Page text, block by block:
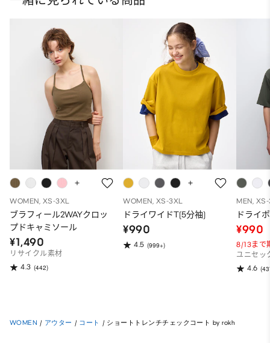
WOMEN, XS-3XL
ブラフィール2WAYクロッ
プドキャミソール
¥1,490
リサイクル素材
4.3 (442)
WOMEN, XS-3XL
ドライワイドT(5分袖)
¥990
4.5 (999+)
MEN,
ドライ
¥990
8/13まで
ユニセッ
4.6
WOMEN / アウター / コート / ショートトレンチチェックコート by rokh